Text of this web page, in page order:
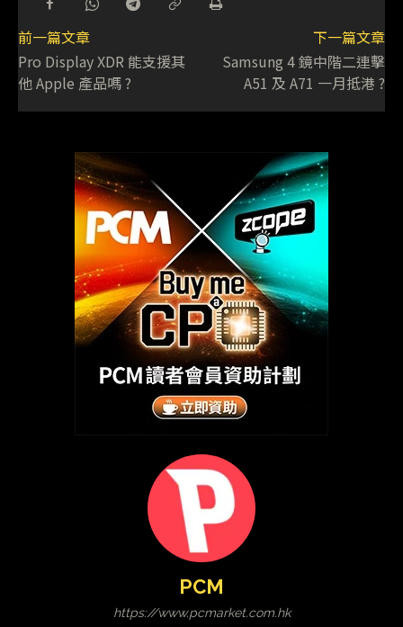
前一篇文章
Pro Display XDR 能支援其
他 Apple 產品嗎 ?
下一篇文章
Samsung 4 鏡中階二連擊
A51 及 A71 一月抵港 ?
PCM
https://www.pcmarket.com.hk